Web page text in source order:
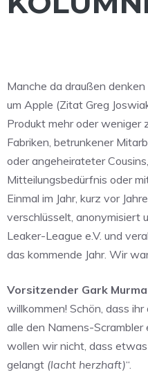
Manche da draußen
um Apple (Zitat Greg
Produkt mehr oder weniger
Fabriken, betrunkener
oder angeheirateter
Mitteilungsbedürfnis oder
Einmal im Jahr, kurz vor
verschlüsselt, anonymisiert
Leaker-League e.V. und
das kommende Jahr. Wir
Vorsitzender Gark
willkommen! Schön, dass
alle den Namens-
wollen wir nicht, dass
gelangt (lacht herzhaft)“.